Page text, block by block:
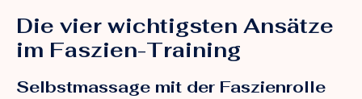
Die vier wichtigsten Ansätze
im Faszien-Training
Selbstmassage mit der Faszienrolle